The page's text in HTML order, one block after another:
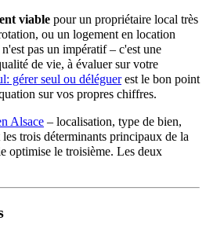
viable pour un propriétaire local très
ou un logement en location
pas un impératif – c'est une
de vie, à évaluer sur votre
gérer seul ou déléguerest le bon point
sur vos propres chiffres.
Alsace – localisation, type de bien,
trois déterminants principaux de la
optimise le troisième. Les deux